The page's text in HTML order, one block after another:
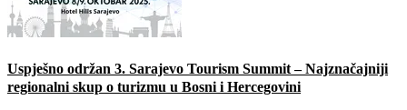
Uspješno održan 3. Sarajevo Tourism Summit – Najznačajniji
regionalni skup o turizmu u Bosni i Hercegovini